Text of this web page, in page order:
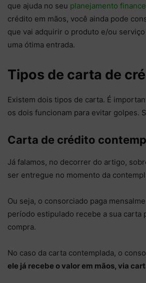
que ajuda no seu planejamento
crédito em mãos, você ainda pode
que vai adquirir o produto e/ou serviço
uma ótima entrada.
Tipos de carta de
Existem dois tipos de carta. É
os dois funcionam para evitar golpes.
Carta de crédito
Já falamos, no decorrer do artigo,
ser entregue no momento da
Ou seja, o consorciado paga
período estipulado recebe a sua carta
compra.
No caso da carta contemplada, o
ele já recebe o valor em mãos, via